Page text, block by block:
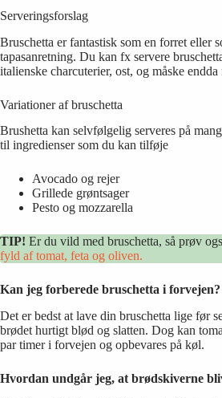
Serveringsforslag
Bruschetta er fantastisk som en forret eller
tapasanretning. Du kan fx servere
italienske charcuterier, ost, og måske
Variationer af bruschetta
Brushetta kan selvfølgelig serveres på
til ingredienser som du kan tilføje
Avocado og rejer
Grillede grøntsager
Pesto og mozzarella
TIP! Er du vild med bruschetta, så prøv
fyld af tomat, feta og oliven.
Kan jeg forberede bruschetta i forvejen?
Det er bedst at lave din bruschetta lige før
brødet hurtigt blød og slatten. Dog kan
par timer i forvejen og opbevares på køl.
Hvordan undgår jeg, at brødskiverne